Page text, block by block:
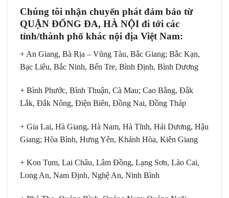
Chúng tôi nhận chuyển phát đảm bảo từ
QUẬN ĐỐNG ĐA, HÀ NỘI đi tới các
tỉnh/thành phố khác nội địa Việt Nam:
+ An Giang, Bà Rịa – Vũng Tàu, Bắc Giang; Bắc Kạn,
Bạc Liêu, Bắc Ninh, Bến Tre, Bình Định, Bình Dương
+ Bình Phước, Bình Thuận, Cà Mau; Cao Bằng, Đắk
Lắk, Đắk Nông, Điện Biên, Đồng Nai, Đồng Tháp
+ Gia Lai, Hà Giang, Hà Nam, Hà Tĩnh, Hải Dương, Hậu
Giang; Hòa Bình, Hưng Yên, Khánh Hòa, Kiên Giang
+ Kon Tum, Lai Châu, Lâm Đồng, Lạng Sơn, Lào Cai,
Long An, Nam Định, Nghệ An, Ninh Bình